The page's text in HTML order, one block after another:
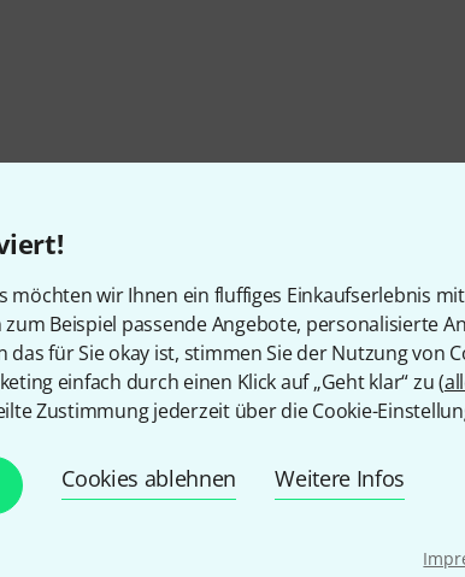
möchten wir Ihnen ein fluffiges Einkaufserlebnis
zum Beispiel passende Angebote, personalisierte
das für Sie okay ist, stimmen Sie der Nutzung von
einfach durch einen Klick auf „Geht klar“ zu (
Zustimmung jederzeit über die Cookie-
Cookies ablehnen Weitere Infos
Ihnen, was Sie sehen?